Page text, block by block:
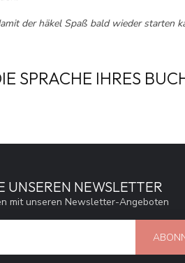
der häkel Spaß bald wieder starten
SPRACHE IHRES
UNSEREN NEWSLETTER
mit unseren Newsletter-Angeboten